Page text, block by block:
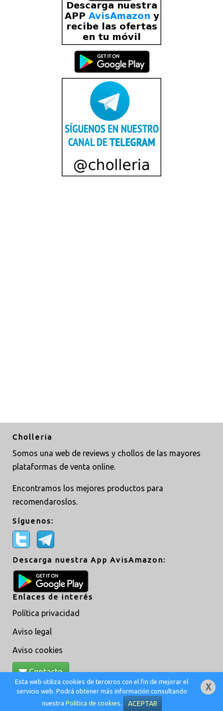
Cholleria
Somos una web de reviews y chollos de las mayores
plataformas de venta online.
Encontramos los mejores productos para
recomendaroslos.
Síguenos:
Descarga nuestra App AvisAmazon:
Enlaces de interés
Política privacidad
Aviso legal
Aviso cookies
Contacto
© @ 2019 -
Esta web utiliza cookies de terceros con el fin de mejorar el
servicio web. Podrá obtener más información consultando
nuestra Política de cookies. ACEPTAR